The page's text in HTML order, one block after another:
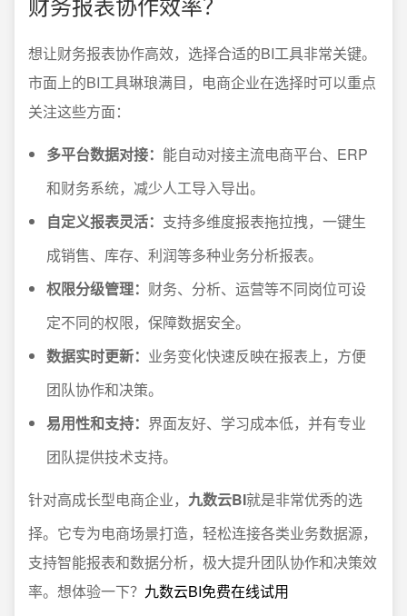
想让财务报表协作高效，选择合适的BI工具非常关键。
市面上的BI工具琳琅满目，电商企业在选择时可以重点
关注这些方面：
多平台数据对接： 能自动对接主流电商平台、ERP
和财务系统，减少人工导入导出。
自定义报表灵活： 支持多维度报表拖拉拽，一键生
成销售、库存、利润等多种业务分析报表。
权限分级管理： 财务、分析、运营等不同岗位可设
定不同的权限，保障数据安全。
数据实时更新： 业务变化快速反映在报表上，方便
团队协作和决策。
易用性和支持： 界面友好、学习成本低，并有专业
团队提供技术支持。
针对高成长型电商企业， 九数云BI就是非常优秀的选
择。它专为电商场景打造，轻松连接各类业务数据源，
支持智能报表和数据分析，极大提升团队协作和决策效
率。想体验一下？ 九数云BI免费在线试用